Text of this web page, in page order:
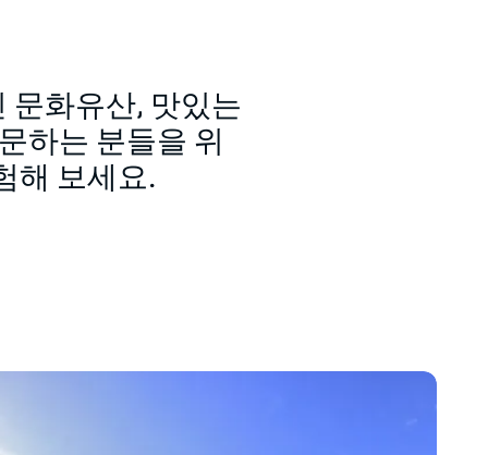
문화유산, 맛있는
하는 분들을 위
해 보세요.